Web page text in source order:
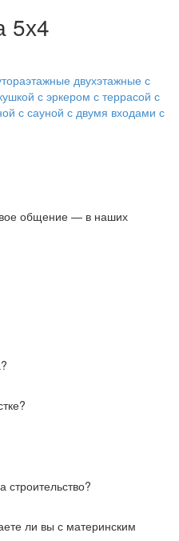
5х4
двухэтажные с
с эркером с террасой с
с сауной с двумя входами с
общение — в наших
строительство?
ли вы с материнским